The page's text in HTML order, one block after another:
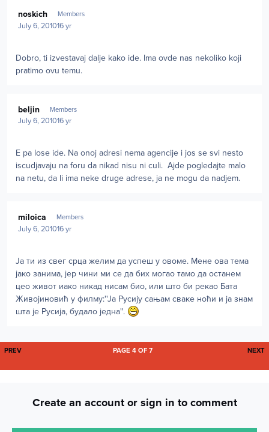
noskich Members
July 6, 201016 yr
Dobro, ti izvestavaj dalje kako ide. Ima ovde nas nekoliko koji
pratimo ovu temu.
beljin Members
July 6, 201016 yr
E pa lose ide. Na onoj adresi nema agencije i jos se svi nesto
iscudjavaju na foru da nikad nisu ni culi. Ajde pogledajte malo
na netu, da li ima neke druge adrese, ja ne mogu da nadjem.
miloica Members
July 6, 201016 yr
Ја ти из свег срца желим да успеш у овоме. Мене ова тема
јако занима, јер чини ми се да бих могао тамо да останем
цео живот иако никад нисам био, или што би рекао Бата
Живојиновић у филму:''Ја Русију сањам сваке ноћи и ја знам
шта је Русија, будало једна''.
FIRST PAGE
PREV NEXT
PAGE 4 OF 7
Create an account or sign in to comment